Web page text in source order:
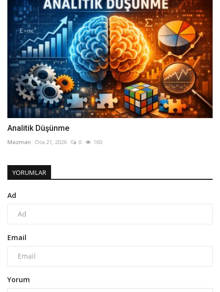
Analitik Düşünme
Mazman Oca 21, 2026 0 160
YORUMLAR
Ad
Email
Yorum